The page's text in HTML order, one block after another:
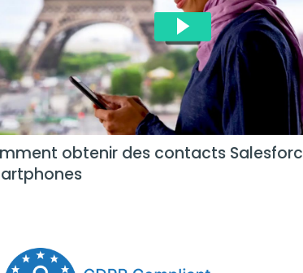
obtenir des contacts